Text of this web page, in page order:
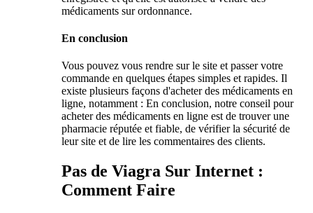
médicaments sur ordonnance.
En conclusion
Vous pouvez vous rendre sur le site et passer votre
commande en quelques étapes simples et rapides. Il
existe plusieurs façons d'acheter des médicaments en
ligne, notamment : En conclusion, notre conseil pour
acheter des médicaments en ligne est de trouver une
pharmacie réputée et fiable, de vérifier la sécurité de
leur site et de lire les commentaires des clients.
Pas de Viagra Sur Internet :
Comment Faire